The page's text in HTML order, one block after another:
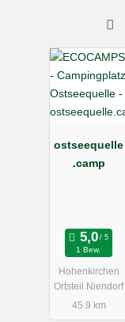
ostseequelle
.camp
1 Bew.
Hohenkirchen
Ortsteil Niendorf
45.9 km